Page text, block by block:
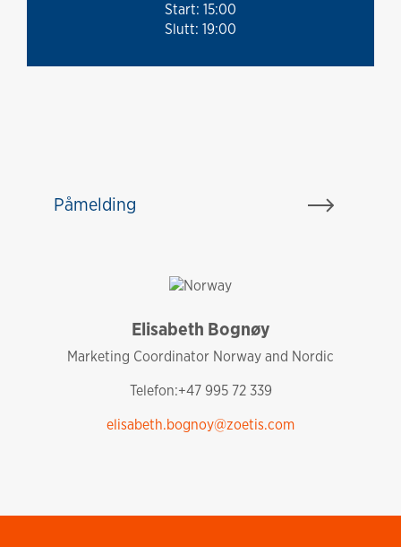
Start: 15:00
Slutt: 19:00
Påmelding
Elisabeth Bognøy
Norway
Marketing Coordinator Norway and Nordic
Telefon:+47 995 72 339
elisabeth.bognoy@zoetis.com